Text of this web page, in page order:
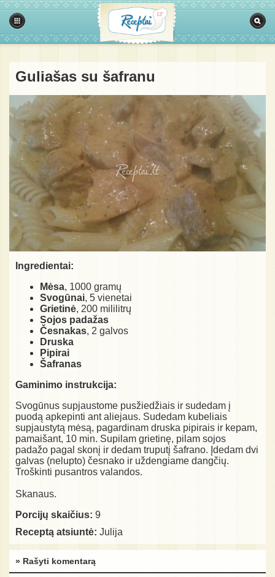
Guliašas su šafranu
Ingredientai:
Mėsa, 1000 gramų
Svogūnai, 5 vienetai
Grietinė, 200 mililitrų
Sojos padažas
Česnakas, 2 galvos
Druska
Pipirai
Šafranas
Gaminimo instrukcija:
Svogūnus supjaustome pusžiedžiais ir sudedam į
puodą apkepinti ant aliejaus. Sudedam kubeliais
supjaustytą mėsą, pagardinam druska pipirais ir kepam,
pamaišant, 10 min. Supilam grietinę, pilam sojos
padažo pagal skonį ir dedam truputį šafrano. Įdedam dvi
galvas (nelupto) česnako ir uždengiame dangčių.
Troškinti pusantros valandos.
Skanaus.
Porcijų skaičius: 9
Receptą atsiuntė: Julija
» Rašyti komentarą